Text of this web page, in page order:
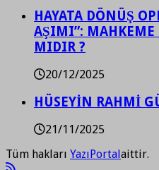
HAYATA DÖNÜŞ
AŞIMI”: MAHKEME
MIDIR ?
20/12/2025
HÜSEYİN RAHMİ
21/11/2025
Tüm hakları YazıPortal aittir.